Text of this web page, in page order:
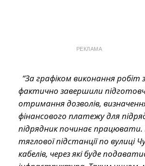
РЕКЛАМА
“За графіком виконання робіт
фактично завершили
отримання дозволів,
фінансового платежу для
підрядник починає працювати.
тяглової підстанції по вулиці
кабелів, через які буде